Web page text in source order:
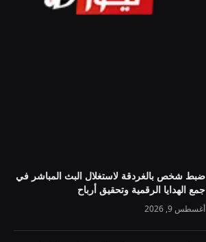
ضبط شخص بالغردقة لاستغلال البث المباشر في
جمع الهدايا الرقمية وتحقيق أرباح
أغسطس 9, 2026